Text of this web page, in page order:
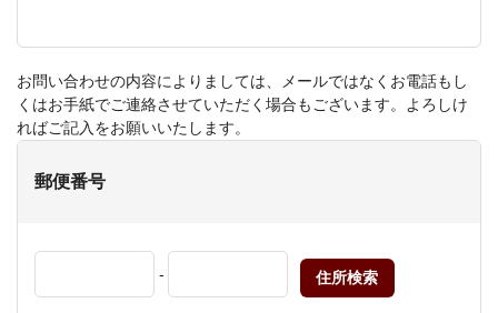
お問い合わせの内容によりましては、メールではなくお電話もし
くはお手紙でご連絡させていただく場合もございます。よろしけ
ればご記入をお願いいたします。
郵便番号
- 住所検索